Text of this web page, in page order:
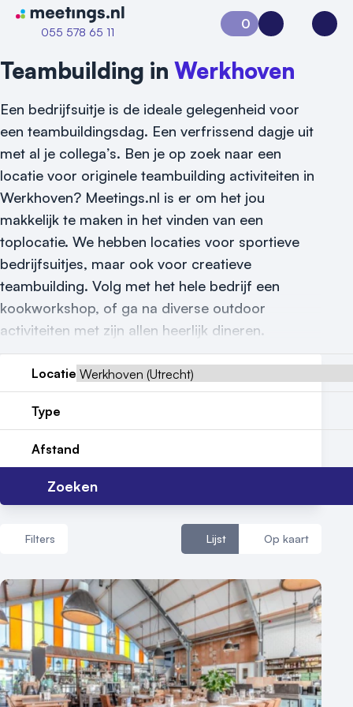
Naar home van Meetings
055 578 65 11
Vraag locatie aan
Locatiegids
Meld locatie aan
Reviews (5⭐️)
Contact
0
Aanvraag 0Inloggen
Teambuilding in Werkhoven
Een bedrijfsuitje is de ideale gelegenheid voor
een teambuildingsdag. Een verfrissend dagje uit
met al je collega’s. Ben je op zoek naar een
locatie voor originele teambuilding activiteiten in
Werkhoven? Meetings.nl is er om het jou
makkelijk te maken in het vinden van een
toplocatie. We hebben locaties voor sportieve
bedrijfsuitjes, maar ook voor creatieve
teambuilding. Volg met het hele bedrijf een
kookworkshop, of ga na diverse outdoor
activiteiten met zijn allen heerlijk dineren.
Locatie
Type
Afstand
Zoeken
Filters Lijst Op kaart
Aantal zalen
1 - 5 zalen
6 - 10 zalen
10 of meer zalen
Aantal personen